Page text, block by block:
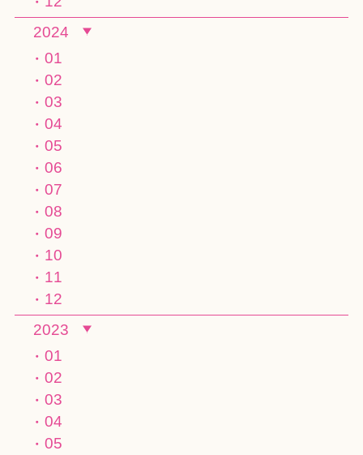
2024
01
02
03
04
05
06
07
08
09
10
11
12
2023
01
02
03
04
05